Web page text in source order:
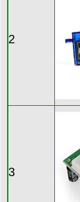
2
3